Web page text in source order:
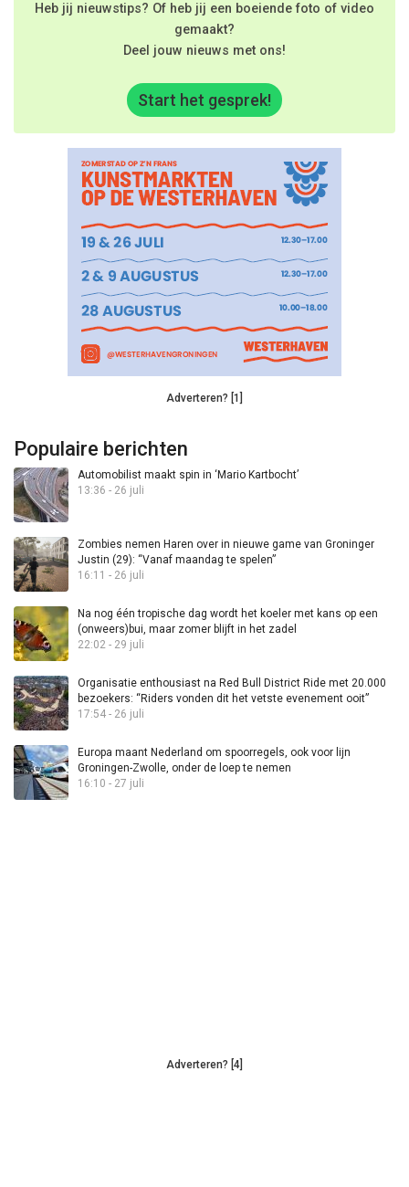
Heb jij nieuwstips? Of heb jij een boeiende foto of video
gemaakt?
Deel jouw nieuws met ons!
Start het gesprek!
Adverteren? [1]
Populaire berichten
Automobilist maakt spin in ‘Mario Kartbocht’
13:36 - 26 juli
Zombies nemen Haren over in nieuwe game van Groninger
Justin (29): “Vanaf maandag te spelen”
16:11 - 26 juli
Na nog één tropische dag wordt het koeler met kans op een
(onweers)bui, maar zomer blijft in het zadel
22:02 - 29 juli
Organisatie enthousiast na Red Bull District Ride met 20.000
bezoekers: “Riders vonden dit het vetste evenement ooit”
17:54 - 26 juli
Europa maant Nederland om spoorregels, ook voor lijn
Groningen-Zwolle, onder de loep te nemen
16:10 - 27 juli
Adverteren? [4]